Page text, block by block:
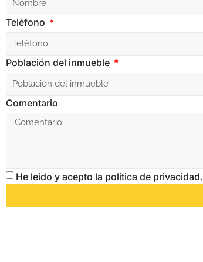
Teléfono
Población del inmueble
Comentario
He leído y acepto la política de privacidad.